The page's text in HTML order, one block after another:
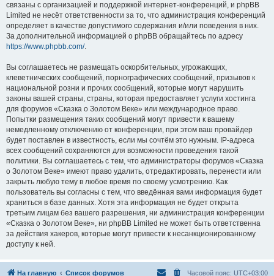
связаны с организацией и поддержкой интернет-конференций, и phpBB
Limited не несёт ответственности за то, что администрация конференций
определяет в качестве допустимого содержания и/или поведения в них.
За дополнительной информацией о phpBB обращайтесь по адресу
https://www.phpbb.com/.
Вы соглашаетесь не размещать оскорбительных, угрожающих,
клеветнических сообщений, порнографических сообщений, призывов к
национальной розни и прочих сообщений, которые могут нарушить
законы вашей страны, страны, которая предоставляет услуги хостинга
для форумов «Сказка о Золотом Веке» или международное право.
Попытки размещения таких сообщений могут привести к вашему
немедленному отключению от конференции, при этом ваш провайдер
будет поставлен в известность, если мы сочтём это нужным. IP-адреса
всех сообщений сохраняются для возможности проведения такой
политики. Вы соглашаетесь с тем, что администраторы форумов «Сказка
о Золотом Веке» имеют право удалить, отредактировать, перенести или
закрыть любую тему в любое время по своему усмотрению. Как
пользователь вы согласны с тем, что введённая вами информация будет
храниться в базе данных. Хотя эта информация не будет открыта
третьим лицам без вашего разрешения, ни администрация конференции
«Сказка о Золотом Веке», ни phpBB Limited не может быть ответственна
за действия хакеров, которые могут привести к несанкционированному
доступу к ней.
На главную Список форумов Часовой пояс: UTC+03:00